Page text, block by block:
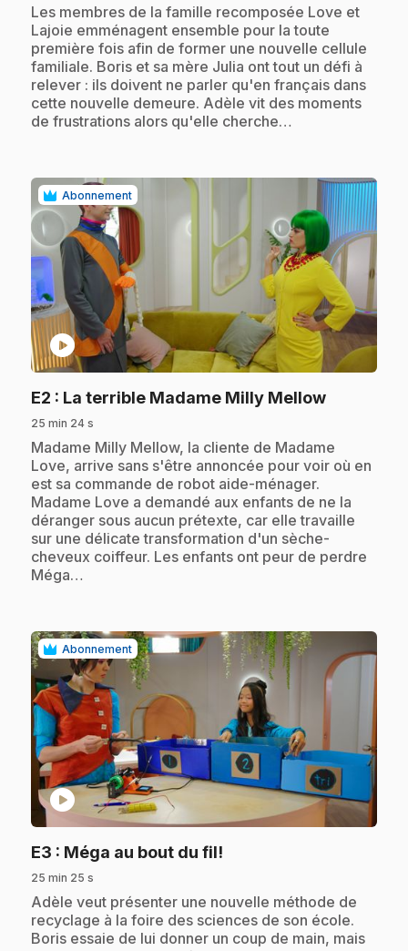
.Les membres de la famille recomposée Love et
Lajoie emménagent ensemble pour la toute
première fois afin de former une nouvelle cellule
familiale. Boris et sa mère Julia ont tout un défi à
relever : ils doivent ne parler qu'en français dans
cette nouvelle demeure. Adèle vit des moments
de frustrations alors qu'elle cherche…
Abonnement
play_circle
E2 : La terrible Madame Milly Mellow.
25 min 24 s
.Madame Milly Mellow, la cliente de Madame
Love, arrive sans s'être annoncée pour voir où en
est sa commande de robot aide-ménager.
Madame Love a demandé aux enfants de ne la
déranger sous aucun prétexte, car elle travaille
sur une délicate transformation d'un sèche-
cheveux coiffeur. Les enfants ont peur de perdre
Méga…
Abonnement
play_circle
E3 : Méga au bout du fil!
25 min 25 s
.Adèle veut présenter une nouvelle méthode de
recyclage à la foire des sciences de son école.
Boris essaie de lui donner un coup de main, mais